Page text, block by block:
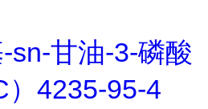
sn-甘油-3-磷酸
）4235-95-4